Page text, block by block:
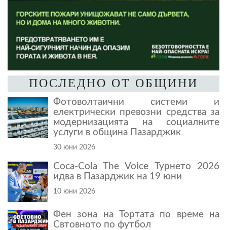
ПОСЛЕДНО ОТ ОБЩИНИ
Фотоволтаични системи и
електрически превозни средства за
модернизацията на социалните
услуги в община Пазарджик
30 юни 2026
Coca-Cola The Voice Турнето 2026
идва в Пазарджик на 19 юни
10 юни 2026
Фен зона на Тортата по време на
Свтовното по футбол